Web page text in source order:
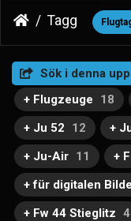
Tagg
Sök i denna
+ Flugzeuge 18
+ Ju 52
12 +
+ Ju-Air 11 +
+ für digitalen
+ Fw 44 Stieglitz 4